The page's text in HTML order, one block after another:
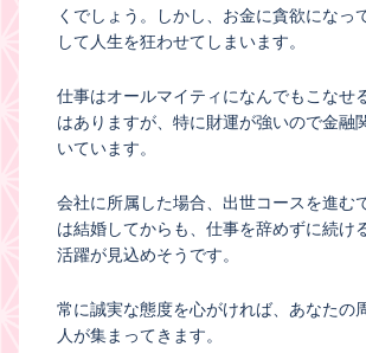
くでしょう。しかし、お金に貪欲になっ
して人生を狂わせてしまいます。
仕事はオールマイティになんでもこなせ
はありますが、特に財運が強いので金融
いています。
会社に所属した場合、出世コースを進む
は結婚してからも、仕事を辞めずに続け
活躍が見込めそうです。
常に誠実な態度を心がければ、あなたの
人が集まってきます。